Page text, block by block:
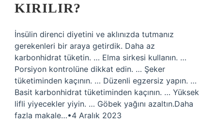
KIRILIR?
İnsülin direnci diyetini ve aklınızda tutmanız
gerekenleri bir araya getirdik. Daha az
karbonhidrat tüketin. … Elma sirkesi kullanın. …
Porsiyon kontrolüne dikkat edin. … Şeker
tüketiminden kaçının. … Düzenli egzersiz yapın. …
Basit karbonhidrat tüketiminden kaçının. … Yüksek
lifli yiyecekler yiyin. … Göbek yağını azaltın.Daha
fazla makale…•4 Aralık 2023